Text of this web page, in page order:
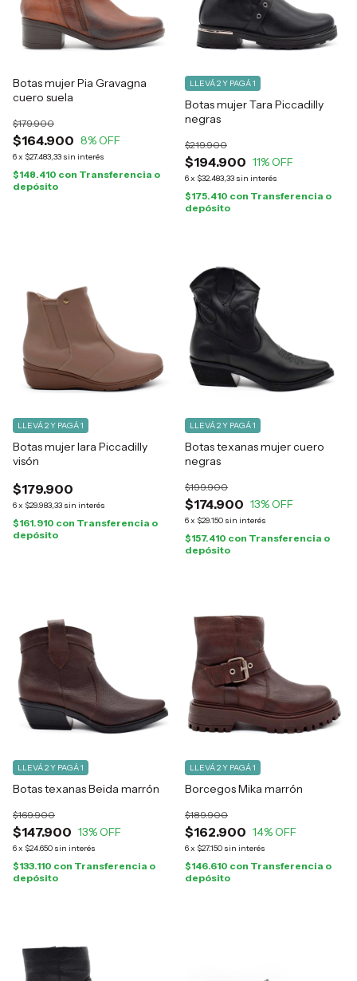
Botas mujer Pia Gravagna
cuero suela
$164.900
$179.900
8% OFF
6x $27.483,33 sin interés
$148.410 con Transferencia o
depósito
Botas mujer Tara Piccadilly
negras
$194.900
$219.900
11% OFF
6x $32.483,33 sin interés
LLEVÁ 2 Y PAGÁ 1
$175.410 con Transferencia o
depósito
Botas mujer Iara Piccadilly
visón
$179.900
6x $29.983,33 sin interés
LLEVÁ 2 Y PAGÁ 1
$161.910 con Transferencia o
depósito
Botas texanas mujer cuero
negras
$174.900
$199.900
13% OFF
6x $29.150 sin interés
LLEVÁ 2 Y PAGÁ 1
$157.410 con Transferencia o
depósito
Botas texanas Beida marrón
$147.900
$169.900
13% OFF
6x $24.650 sin interés
LLEVÁ 2 Y PAGÁ 1
$133.110 con Transferencia o
depósito
Borcegos Mika marrón
$162.900
$189.900
14% OFF
6x $27.150 sin interés
LLEVÁ 2 Y PAGÁ 1
$146.610 con Transferencia o
depósito